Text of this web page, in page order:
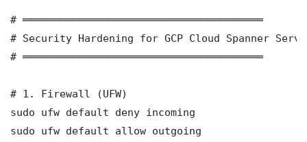
# ═══════════════════════════════════════
# Security Hardening for GCP Cloud Spanner
# ═══════════════════════════════════════
# 1. Firewall (UFW)
sudo ufw default deny incoming
sudo ufw default allow outgoing